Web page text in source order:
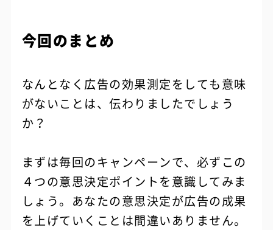
今回のまとめ
なんとなく広告の効果測定をしても意味
がないことは、伝わりましたでしょう
か？
まずは毎回のキャンペーンで、必ずこの
４つの意思決定ポイントを意識してみま
しょう。あなたの意思決定が広告の成果
を上げていくことは間違いありません。